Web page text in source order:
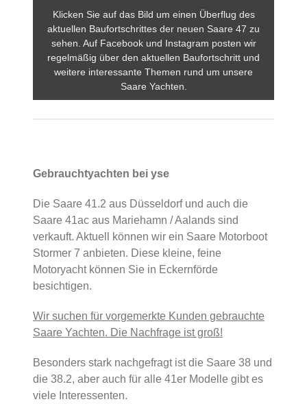
Klicken Sie auf das Bild um einen Überflug des
aktuellen Baufortschrittes der neuen Saare 47 zu
sehen. Auf Facebook und Instagram posten wir
regelmäßig über den aktuellen Baufortschritt und
weitere interessante Themen rund um unsere
Saare Yachten.
Gebrauchtyachten bei yse
Die Saare 41.2 aus Düsseldorf und auch die
Saare 41ac aus Mariehamn / Aalands sind
verkauft. Aktuell können wir ein Saare Motorboot
Stormer 7 anbieten. Diese kleine, feine
Motoryacht können Sie in Eckernförde
besichtigen.
Wir suchen für vorgemerkte Kunden gebrauchte
Saare Yachten. Die Nachfrage ist groß!
Besonders stark nachgefragt ist die Saare 38 und
die 38.2, aber auch für alle 41er Modelle gibt es
viele Interessenten.